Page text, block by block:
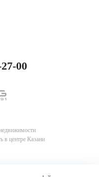
00
в центре Казани